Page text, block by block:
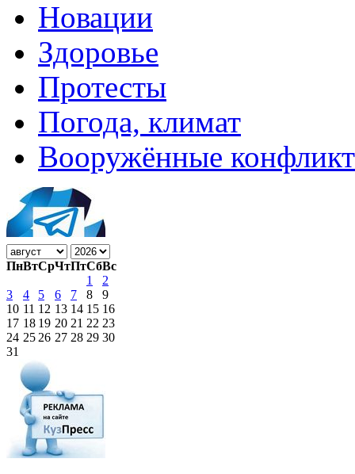
Новации
Здоровье
Протесты
Погода, климат
Вооружённые
ПнВтСрЧтПтСбВс
1
2
3
4 5 6 7 8
9
10 11 12 13 14 15 16
17 18 19 20 21 22 23
24 25 26 27 28 29 30
31